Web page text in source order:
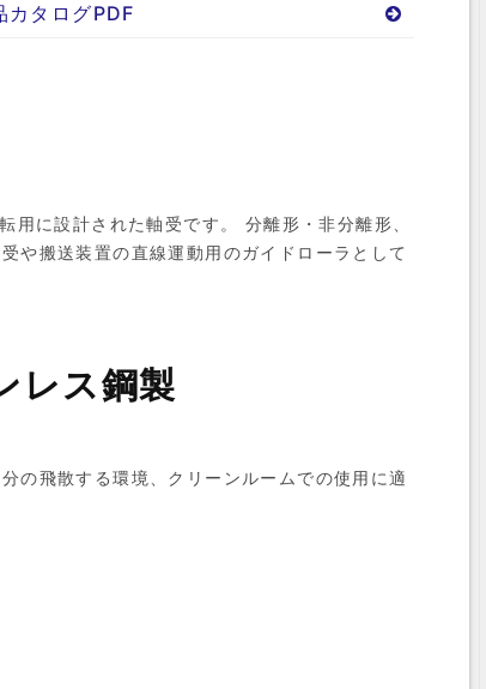
カタログPDF
に設計された軸受です。 分離形・非分離形、
や搬送装置の直線運動用のガイドローラとして
レス鋼製
の飛散する環境、クリーンルームでの使用に適